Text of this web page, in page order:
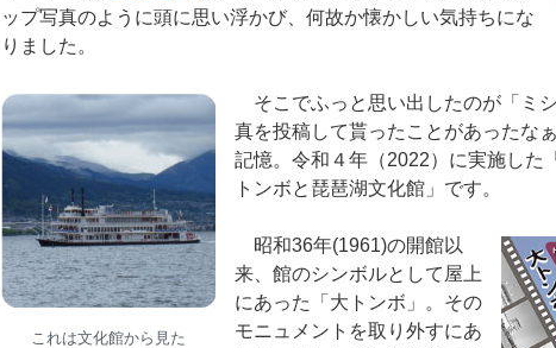
ップ写真のように頭に思い浮かび、何故か懐かしい気持ちにな
りました。
これは文化館から見た
そこでふっと思い出したのが「ミ
真を投稿して貰ったことがあったな
記憶。令和４年（2022）に実施した
トンボと琵琶湖文化館」です。
昭和36年(1961)の開館以
来、館のシンボルとして屋上
にあった「大トンボ」。その
モニュメントを取り外すにあ